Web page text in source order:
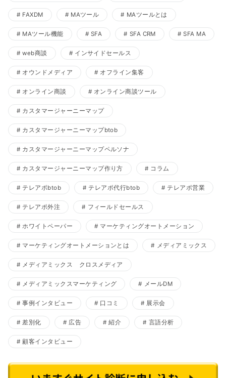
FAXDM MAツール MAツールとは
MAツール機能 SFA SFA CRM SFA MA
web商談 インサイドセールス
オウンドメディア オフライン集客
オンライン商談 オンライン商談ツール
カスタマージャーニーマップ
カスタマージャーニーマップbtob
カスタマージャーニーマップペルソナ
カスタマージャーニーマップ作り方 コラム
テレアポbtob テレアポ代行btob テレアポ営業
テレアポ外注 フィールドセールス
ホワイトペーパー マーケティングオートメーション
マーケティングオートメーションとは メディアミックス
メディアミックス クロスメディア
メディアミックスマーケティング メールDM
事例インタビュー 口コミ 展示会
差別化 広告 紹介 言語分析
顧客インタビュー